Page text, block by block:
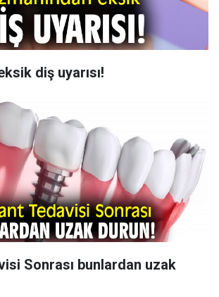
diş uyarısı!
Sonrası bunlardan uzak